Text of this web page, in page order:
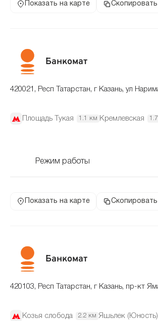
Показать на карте
Банкомат
420021, Респ Татарстан, г Казань, ул
Площадь Тукая 1.1 км Кремлевская
Режим работы
Показать на карте
Банкомат
420103, Респ Татарстан, г Казань, пр-кт
Козья слобода 2.2 км Яшьлек (Юность)